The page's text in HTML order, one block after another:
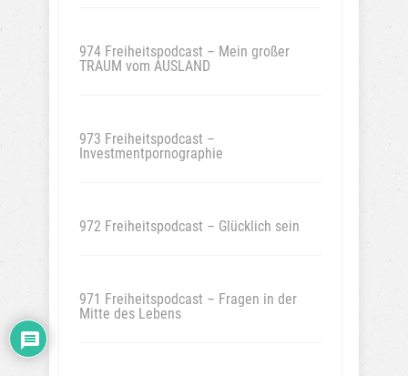
974 Freiheitspodcast – Mein großer
TRAUM vom AUSLAND
973 Freiheitspodcast –
Investmentpornographie
972 Freiheitspodcast – Glücklich sein
971 Freiheitspodcast – Fragen in der
Mitte des Lebens